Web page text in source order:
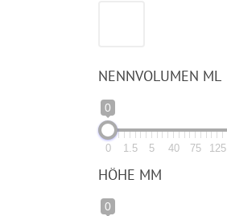
NENNVOLUMEN ML
0
0 1.5 5 40 75 125
HÖHE MM
0